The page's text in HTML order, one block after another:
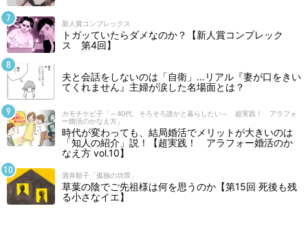
新人賞コンプレックス
トガッていたらダメなのか？【新人賞コンプレック
ス 第4回】
夫と会話をしないのは「自衛」…リアル『妻が口をきい
てくれません』主婦が涙した名場面とは？
カモチケビ子「～40代、そろそろ誰かと暮らしたい～ 超実践！ アラフォ
ー婚活のかなえ方」
時代が変わっても、結局婚活でメリットが大きいのは
「知人の紹介」説！【超実践！ アラフォー婚活のか
なえ方 vol.10】
酒井順子「孤独の功罪」
草葉の陰でご先祖様は何を思うのか【第15回 死後も残
る小さなイエ】